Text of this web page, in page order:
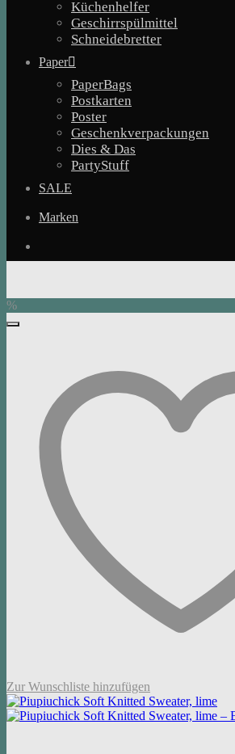
Küchenhelfer
Geschirrspülmittel
Schneidebretter
Paper
PaperBags
Postkarten
Poster
Geschenkverpackungen
Dies & Das
PartyStuff
SALE
Marken
%
Zur Wunschliste hinzufügen